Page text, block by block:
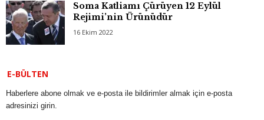
Soma Katliamı Çürüyen 12 Eylül
Rejimi’nin Ürünüdür
16 Ekim 2022
E-BÜLTEN
Haberlere abone olmak ve e-posta ile bildirimler almak için e-posta
adresinizi girin.